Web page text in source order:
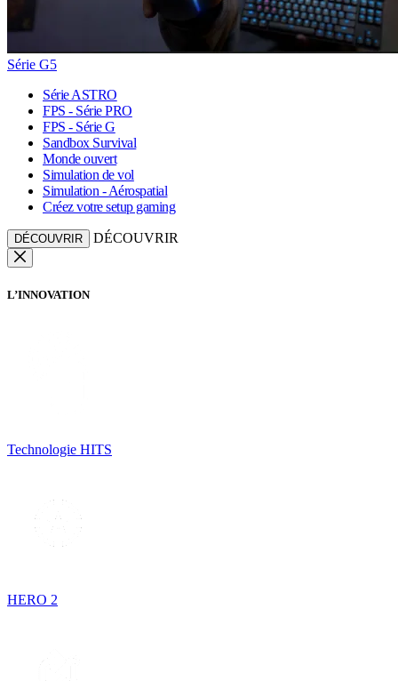
Série G5
Série ASTRO
FPS - Série PRO
FPS - Série G
Sandbox Survival
Monde ouvert
Simulation de vol
Simulation - Aérospatial
Créez votre setup gaming
DÉCOUVRIR DÉCOUVRIR
L’INNOVATION
Technologie HITS
HERO 2